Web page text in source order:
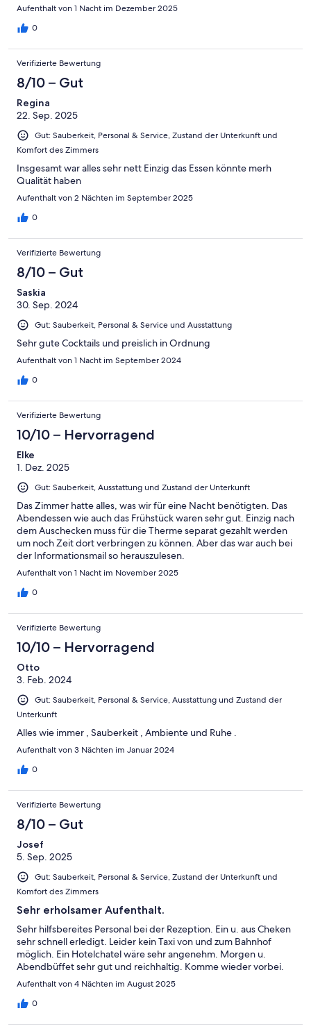
Aufenthalt von 1 Nacht im Dezember 2025
0
Verifizierte Bewertung
8/10 – Gut
Regina
22. Sep. 2025
Gut: Sauberkeit, Personal & Service, Zustand der Unterkunft und
Komfort des Zimmers
Insgesamt war alles sehr nett Einzig das Essen könnte merh
Qualität haben
Aufenthalt von 2 Nächten im September 2025
0
Verifizierte Bewertung
8/10 – Gut
Saskia
30. Sep. 2024
Gut: Sauberkeit, Personal & Service und Ausstattung
Sehr gute Cocktails und preislich in Ordnung
Aufenthalt von 1 Nacht im September 2024
0
Verifizierte Bewertung
10/10 – Hervorragend
Elke
1. Dez. 2025
Gut: Sauberkeit, Ausstattung und Zustand der Unterkunft
Das Zimmer hatte alles, was wir für eine Nacht benötigten. Das
Abendessen wie auch das Frühstück waren sehr gut. Einzig nach
dem Auschecken muss für die Therme separat gezahlt werden
um noch Zeit dort verbringen zu können. Aber das war auch bei
der Informationsmail so herauszulesen.
Aufenthalt von 1 Nacht im November 2025
0
Verifizierte Bewertung
10/10 – Hervorragend
Otto
3. Feb. 2024
Gut: Sauberkeit, Personal & Service, Ausstattung und Zustand der
Unterkunft
Alles wie immer , Sauberkeit , Ambiente und Ruhe .
Aufenthalt von 3 Nächten im Januar 2024
0
Verifizierte Bewertung
8/10 – Gut
Josef
5. Sep. 2025
Gut: Sauberkeit, Personal & Service, Zustand der Unterkunft und
Komfort des Zimmers
Sehr erholsamer Aufenthalt.
Sehr hilfsbereites Personal bei der Rezeption. Ein u. aus Cheken
sehr schnell erledigt. Leider kein Taxi von und zum Bahnhof
möglich. Ein Hotelchatel wäre sehr angenehm. Morgen u.
Abendbüffet sehr gut und reichhaltig. Komme wieder vorbei.
Aufenthalt von 4 Nächten im August 2025
0